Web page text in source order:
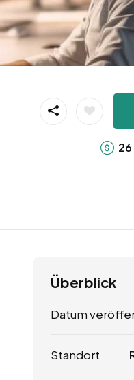
26
Überblick
Datum
Standort